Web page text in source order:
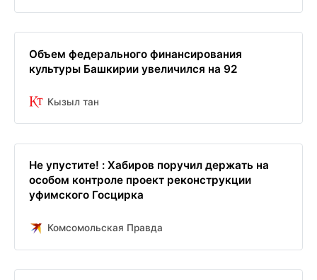
Объем федерального финансирования
культуры Башкирии увеличился на 92
Кызыл тан
Не упустите! : Хабиров поручил держать на
особом контроле проект реконструкции
уфимского Госцирка
Комсомольская Правда